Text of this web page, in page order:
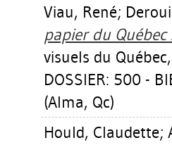
Viau, René;
papier du Québec
visuels du
DOSSIER: 500 -
(Alma, Qc)
Hould, Claudette;